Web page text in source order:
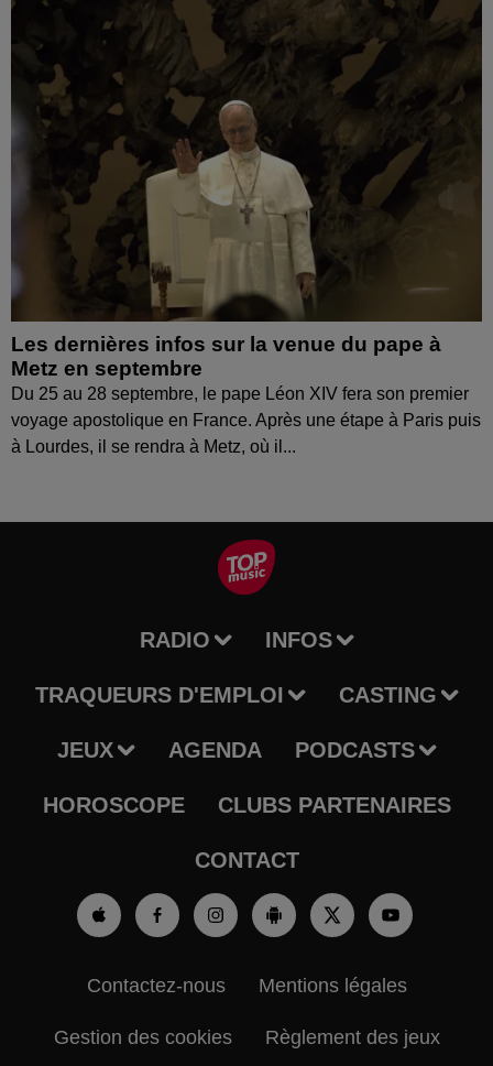
Les dernières infos sur la venue du pape à
Metz en septembre
Du 25 au 28 septembre, le pape Léon XIV fera son premier
voyage apostolique en France. Après une étape à Paris puis
à Lourdes, il se rendra à Metz, où il...
RADIO INFOS
TRAQUEURS D'EMPLOI CASTING
JEUX AGENDA PODCASTS
HOROSCOPE CLUBS PARTENAIRES
CONTACT
Contactez-nous Mentions légales
Gestion des cookies Règlement des jeux